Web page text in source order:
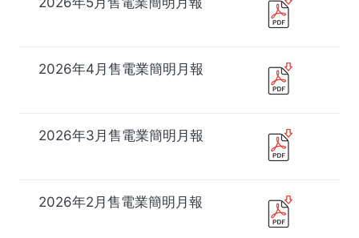
2026年4月售電業簡明月報
2026年3月售電業簡明月報
2026年2月售電業簡明月報